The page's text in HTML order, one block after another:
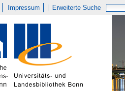
Impressum Erweiterte Suche